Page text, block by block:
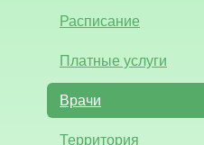
Расписание
Платные услуги
Врачи
Территория